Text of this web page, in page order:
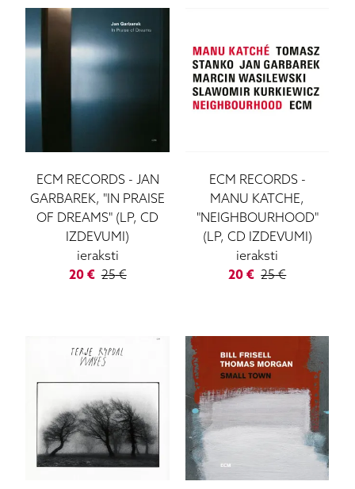
ECM RECORDS - JAN
GARBAREK, "IN PRAISE
OF DREAMS" (LP, CD
IZDEVUMI)
ieraksti
20€ 25€
ECM RECORDS -
MANU KATCHE,
"NEIGHBOURHOOD"
(LP, CD IZDEVUMI)
ieraksti
20 € 25€
Bluesound
Cabasse
Cambridge Audio
ECM Records
KLH
Luxman
MartinLogan
Mission
Ortofon
Paradigm
Pioneer
Quad
Rega